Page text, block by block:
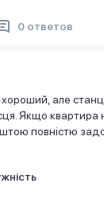
0 ответов
але
Якщо
повністю